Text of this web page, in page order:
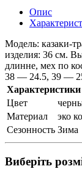
Опис
Модель: казаки-
изделия: 36 см.
длинне, мех по
38 — 24.5, 39 —
Характеристики
Цвет
Материал
эко
Сезонность Зима
Виберіть